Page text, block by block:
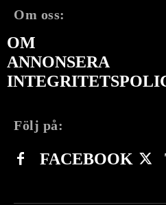
Om oss:
OM
ANNONSERA
Följ på:
FACEBOOK